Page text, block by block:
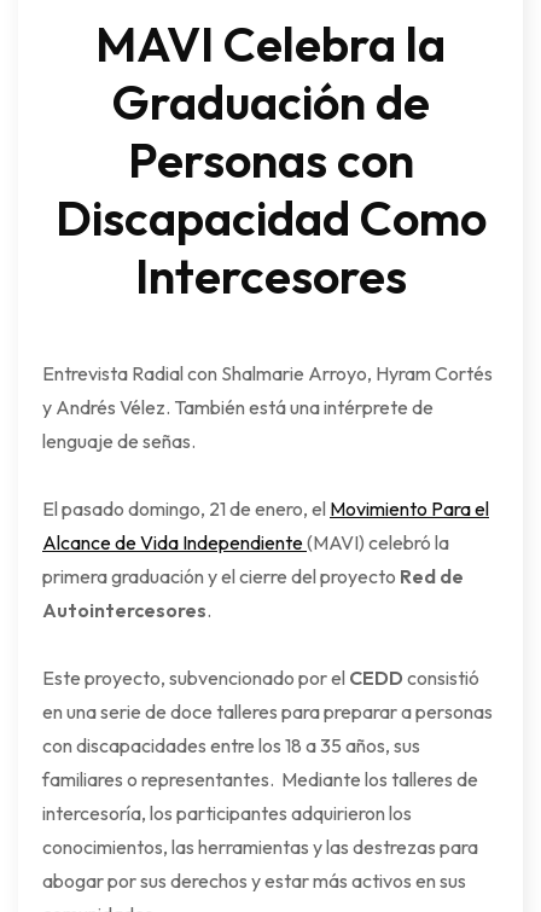
MAVI Celebra la
Graduación de
Personas con
Discapacidad Como
Intercesores
Entrevista Radial con Shalmarie Arroyo, Hyram Cortés
y Andrés Vélez. También está una intérprete de
lenguaje de señas.
El pasado domingo, 21 de enero, el Movimiento Para el
Alcance de Vida Independiente(MAVI) celebró la
primera graduación y el cierre del proyecto Red de
Autointercesores.
Este proyecto, subvencionado por el CEDD consistió
en una serie de doce talleres para preparar a personas
con discapacidades entre los 18 a 35 años, sus
familiares o representantes. Mediante los talleres de
intercesoría, los participantes adquirieron los
conocimientos, las herramientas y las destrezas para
abogar por sus derechos y estar más activos en sus